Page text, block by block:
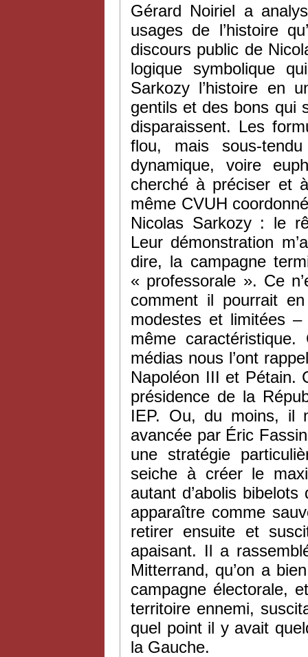
Gérard Noiriel a
usages de l’histoire
discours public de
logique symbolique
Sarkozy l’histoire en
gentils et des bons qui
disparaissent. Les
flou, mais sous-
dynamique, voire
cherché à préciser et
même CVUH
Nicolas Sarkozy : le
Leur démonstration
dire, la campagne
« professorale ». Ce
comment il pourrait
modestes et limitées
même
médias nous l’ont
Napoléon III et Pétain.
présidence de la
IEP. Ou, du moins, il
avancée par Éric
une stratégie
seiche à créer le
autant d’abolis
apparaître comme
retirer ensuite et
apaisant. Il a
Mitterrand, qu’on a
campagne électorale,
territoire ennemi,
quel point il y avait
la Gauche.